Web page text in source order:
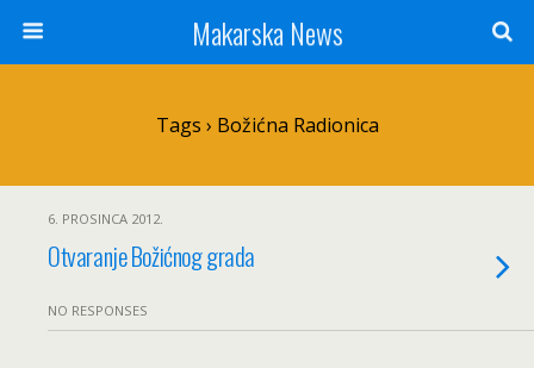
Makarska News
Tags › Božićna Radionica
6. PROSINCA 2012.
Otvaranje Božićnog grada
NO RESPONSES